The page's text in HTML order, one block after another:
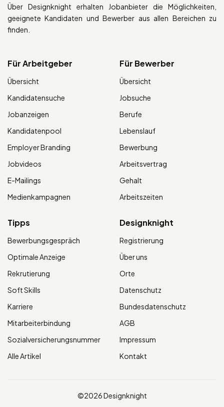
Über Designknight erhalten Jobanbieter die Möglichkeiten,
geeignete Kandidaten und Bewerber aus allen Bereichen zu
finden.
Für Arbeitgeber
Übersicht
Kandidatensuche
Jobanzeigen
Kandidatenpool
Employer Branding
Jobvideos
E-Mailings
Medienkampagnen
Für Bewerber
Übersicht
Jobsuche
Berufe
Lebenslauf
Bewerbung
Arbeitsvertrag
Gehalt
Arbeitszeiten
Tipps
Bewerbungsgespräch
Optimale Anzeige
Rekrutierung
Soft Skills
Karriere
Mitarbeiterbindung
Sozialversicherungsnummer
Alle Artikel
Designknight
Registrierung
Über uns
Orte
Datenschutz
Bundesdatenschutz
AGB
Impressum
Kontakt
©2026 Designknight